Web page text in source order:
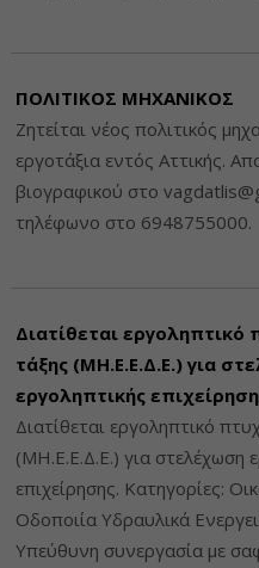
ΠΟΛΙΤΙΚΟΣ ΜΗΧΑΝΙΚΟΣ
Ζητείται νέος πολιτικός
εργοτάξια εντός Αττικής.
βιογραφικού στο
τηλέφωνο στο 6948755000.
Διατίθεται εργοληπτικό
τάξης (ΜΗ.Ε.Ε.Δ.Ε.) για
εργοληπτικής
Διατίθεται εργοληπτικό
(ΜΗ.Ε.Ε.Δ.Ε.) για στελέχωση
επιχείρησης. Κατηγορίες:
Οδοποιία Υδραυλικά
Υπεύθυνη συνεργασία με